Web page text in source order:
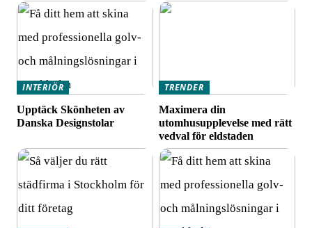
INTERIÖR
Upptäck Skönheten av
Danska Designstolar
TRENDER
Maximera din
utomhusupplevelse med rätt
vedval för eldstaden